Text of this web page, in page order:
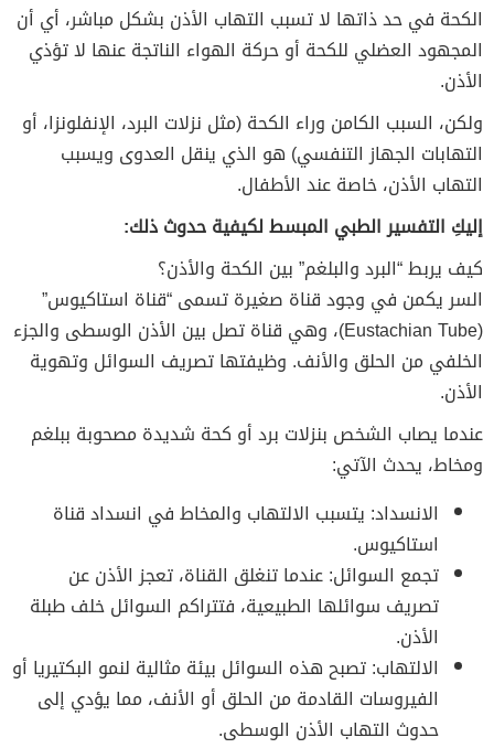
الكحة في حد ذاتها لا تسبب التهاب الأذن بشكل مباشر، أي أن
المجهود العضلي للكحة أو حركة الهواء الناتجة عنها لا تؤذي
الأذن.
ولكن، السبب الكامن وراء الكحة (مثل نزلات البرد، الإنفلونزا، أو
التهابات الجهاز التنفسي) هو الذي ينقل العدوى ويسبب
التهاب الأذن، خاصة عند الأطفال.
إليكِ التفسير الطبي المبسط لكيفية حدوث ذلك:
كيف يربط “البرد والبلغم” بين الكحة والأذن؟
السر يكمن في وجود قناة صغيرة تسمى “قناة استاكيوس”
(Eustachian Tube)، وهي قناة تصل بين الأذن الوسطى والجزء
الخلفي من الحلق والأنف. وظيفتها تصريف السوائل وتهوية
الأذن.
عندما يصاب الشخص بنزلات برد أو كحة شديدة مصحوبة ببلغم
ومخاط، يحدث الآتي:
الانسداد: يتسبب الالتهاب والمخاط في انسداد قناة
استاكيوس.
تجمع السوائل: عندما تنغلق القناة، تعجز الأذن عن
تصريف سوائلها الطبيعية، فتتراكم السوائل خلف طبلة
الأذن.
الالتهاب: تصبح هذه السوائل بيئة مثالية لنمو البكتيريا أو
الفيروسات القادمة من الحلق أو الأنف، مما يؤدي إلى
حدوث التهاب الأذن الوسطى.